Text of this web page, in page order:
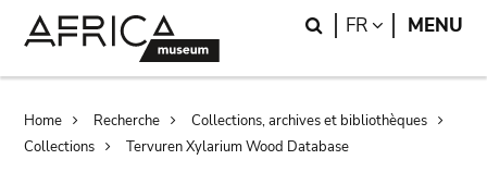
Search
FR LANGUAGE
MENU
Breadcrumb
Home Recherche
Collections, archives et bibliothèques
Collections
Tervuren Xylarium Wood Database